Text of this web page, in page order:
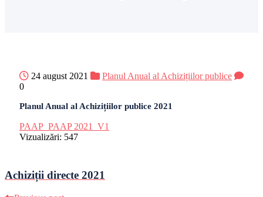
24 august 2021
Planul Anual al Achizițiilor publice
0
Planul Anual al Achizițiilor publice 2021
PAAP_PAAP 2021_V1
Vizualizări: 547
Achiziții directe 2021